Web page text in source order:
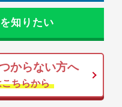
知りたい
からない方へ
ちらから